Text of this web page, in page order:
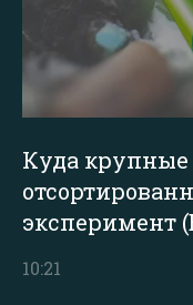
Куда
эксперимент
10:21